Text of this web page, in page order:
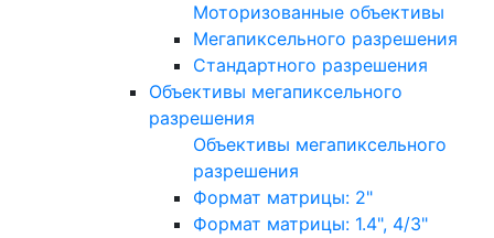
Моторизованные объективы
Мегапиксельного разрешения
Стандартного разрешения
Объективы мегапиксельного
разрешения
Объективы мегапиксельного
разрешения
Формат матрицы: 2"
Формат матрицы: 1.4", 4/3"